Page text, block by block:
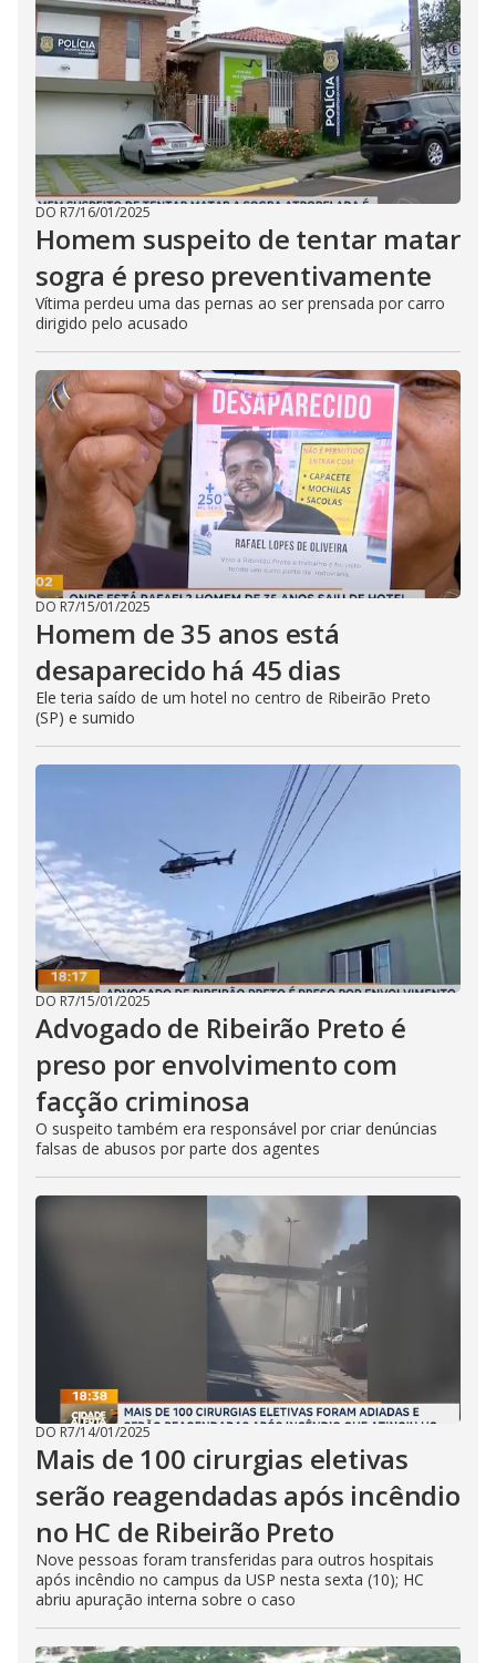
DO R7/16/01/2025
Homem suspeito de tentar matar
sogra é preso preventivamente
Vítima perdeu uma das pernas ao ser prensada por carro
dirigido pelo acusado
DO R7/15/01/2025
Homem de 35 anos está
desaparecido há 45 dias
Ele teria saído de um hotel no centro de Ribeirão Preto
(SP) e sumido
DO R7/15/01/2025
Advogado de Ribeirão Preto é
preso por envolvimento com
facção criminosa
O suspeito também era responsável por criar denúncias
falsas de abusos por parte dos agentes
DO R7/14/01/2025
Mais de 100 cirurgias eletivas
serão reagendadas após incêndio
no HC de Ribeirão Preto
Nove pessoas foram transferidas para outros hospitais
após incêndio no campus da USP nesta sexta (10); HC
abriu apuração interna sobre o caso